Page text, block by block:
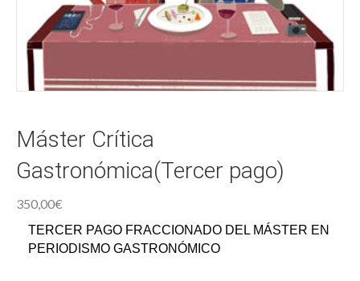
Máster Crítica
Gastronómica(Tercer pago)
350,00€
TERCER PAGO FRACCIONADO DEL MÁSTER EN
PERIODISMO GASTRONÓMICO